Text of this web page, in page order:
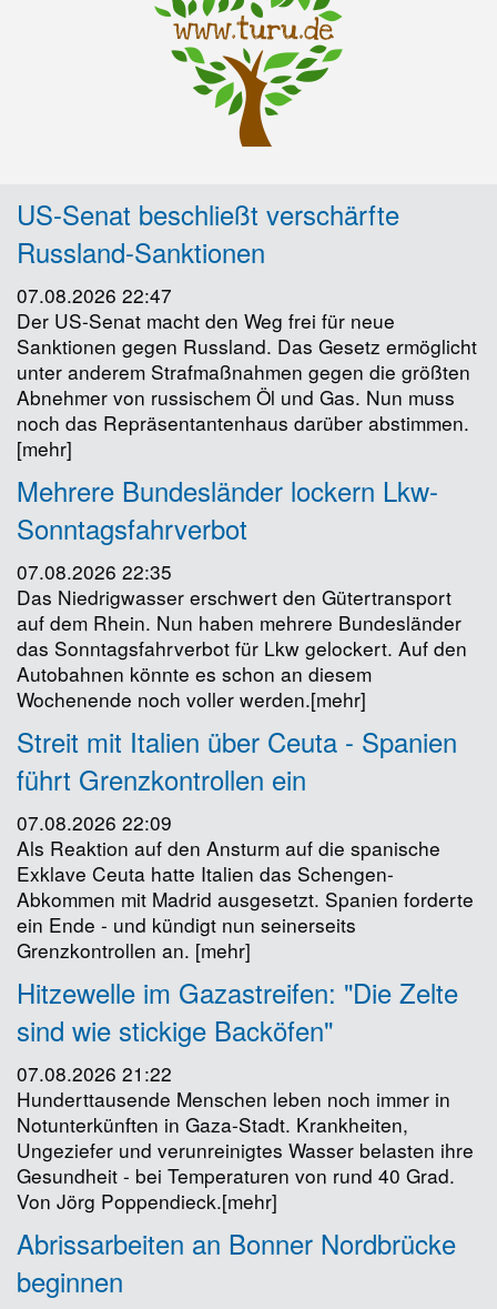
US-Senat beschließt verschärfte
Russland-Sanktionen
07.08.2026 22:47
Der US-Senat macht den Weg frei für neue
Sanktionen gegen Russland. Das Gesetz ermöglicht
unter anderem Strafmaßnahmen gegen die größten
Abnehmer von russischem Öl und Gas. Nun muss
noch das Repräsentantenhaus darüber abstimmen.
[mehr]
Mehrere Bundesländer lockern Lkw-
Sonntagsfahrverbot
07.08.2026 22:35
Das Niedrigwasser erschwert den Gütertransport
auf dem Rhein. Nun haben mehrere Bundesländer
das Sonntagsfahrverbot für Lkw gelockert. Auf den
Autobahnen könnte es schon an diesem
Wochenende noch voller werden.[mehr]
Streit mit Italien über Ceuta - Spanien
führt Grenzkontrollen ein
07.08.2026 22:09
Als Reaktion auf den Ansturm auf die spanische
Exklave Ceuta hatte Italien das Schengen-
Abkommen mit Madrid ausgesetzt. Spanien forderte
ein Ende - und kündigt nun seinerseits
Grenzkontrollen an. [mehr]
Hitzewelle im Gazastreifen: "Die Zelte
sind wie stickige Backöfen"
07.08.2026 21:22
Hunderttausende Menschen leben noch immer in
Notunterkünften in Gaza-Stadt. Krankheiten,
Ungeziefer und verunreinigtes Wasser belasten ihre
Gesundheit - bei Temperaturen von rund 40 Grad.
Von Jörg Poppendieck.[mehr]
Abrissarbeiten an Bonner Nordbrücke
beginnen